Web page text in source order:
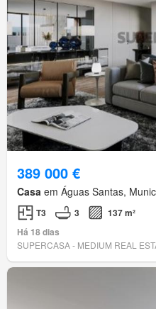
389 000 €
Casa em Águas Santas,
T3 3
137 m²
Há 18 dias
SUPERCASA - MEDIUM REAL